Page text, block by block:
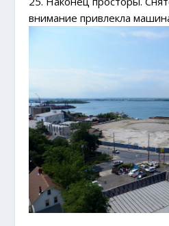
внимание привлекла